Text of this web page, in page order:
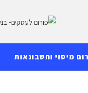
מיסוי וחשבונאות